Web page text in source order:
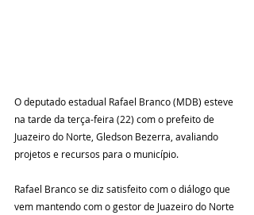
O deputado estadual Rafael Branco (MDB) esteve
na tarde da terça-feira (22) com o prefeito de
Juazeiro do Norte, Gledson Bezerra, avaliando
projetos e recursos para o município.
Rafael Branco se diz satisfeito com o diálogo que
vem mantendo com o gestor de Juazeiro do Norte